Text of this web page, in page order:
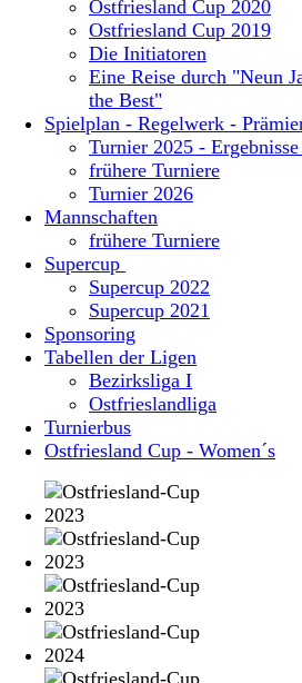
Ostfriesland Cup 2020
Ostfriesland Cup 2019
Die Initiatoren
Eine Reise durch "Neun
the Best"
Spielplan - Regelwerk -
Turnier 2025 -
frühere Turniere
Turnier 2026
Mannschaften
frühere Turniere
Supercup
Supercup 2022
Supercup 2021
Sponsoring
Tabellen der Ligen
Bezirksliga I
Ostfrieslandliga
Turnierbus
Ostfriesland Cup - Women´s